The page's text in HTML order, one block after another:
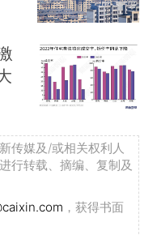
传媒及/或相关权利人
行转载、摘编、复制及
，获得书面